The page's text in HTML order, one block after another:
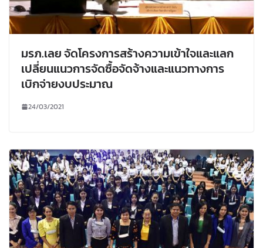
มรภ.เลย จัดโครงการสร้างความเข้าใจและแลก
เปลี่ยนแนวการจัดซื้อจัดจ้างและแนวทางการ
เบิกจ่ายงบประมาณ
24/03/2021